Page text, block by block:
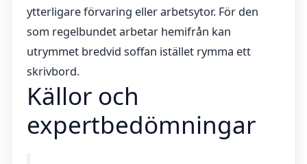
ytterligare förvaring eller arbetsytor. För den
som regelbundet arbetar hemifrån kan
utrymmet bredvid soffan istället rymma ett
skrivbord.
Källor och
expertbedömningar